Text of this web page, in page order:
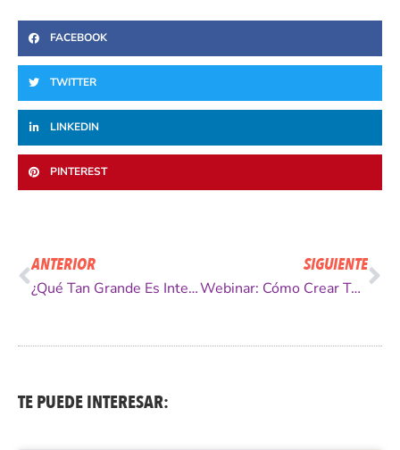
FACEBOOK
TWITTER
LINKEDIN
PINTEREST
ANTERIOR
¿Qué Tan Grande Es Internet? [INFOGRAFÍA]
SIGUIENTE
Webinar: Cómo Crear Tus Propios Productos De Información Para Posicionarte Y Vender en Internet
TE PUEDE INTERESAR: